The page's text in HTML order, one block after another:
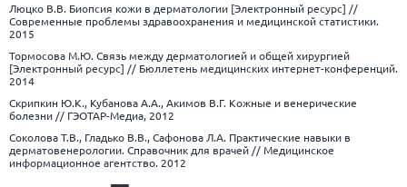
Люцко В.В. Биопсия кожи в дерматологии [Электронный ресурс] //
Современные проблемы здравоохранения и медицинской статистики.
2015
Тормосова М.Ю. Связь между дерматологией и общей хирургией
[Электронный ресурс] // Бюллетень медицинских интернет-конференций.
2014
Скрипкин Ю.К., Кубанова А.А., Акимов В.Г. Кожные и венерические
болезни // ГЭОТАР-Медиа, 2012
Соколова Т.В., Гладько В.В., Сафонова Л.А. Практические навыки в
дерматовенерологии. Справочник для врачей // Медицинское
информационное агентство. 2012